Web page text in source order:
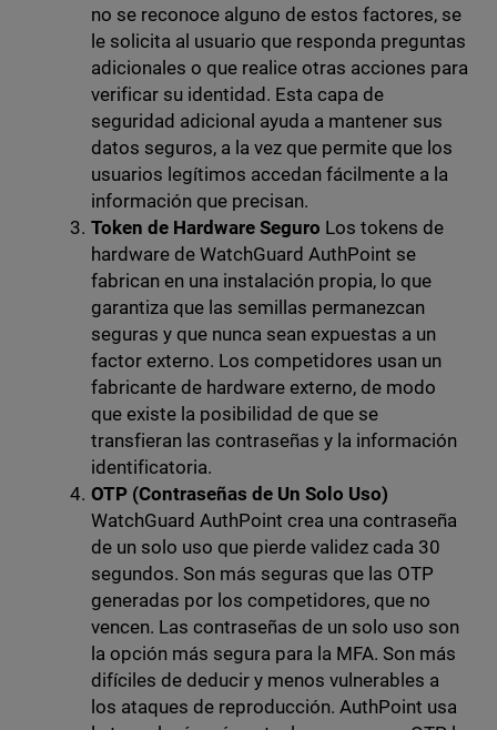
no se reconoce alguno de estos factores, se
le solicita al usuario que responda preguntas
adicionales o que realice otras acciones para
verificar su identidad. Esta capa de
seguridad adicional ayuda a mantener sus
datos seguros, a la vez que permite que los
usuarios legítimos accedan fácilmente a la
información que precisan.
Token de Hardware Seguro Los tokens de
hardware de WatchGuard AuthPoint se
fabrican en una instalación propia, lo que
garantiza que las semillas permanezcan
seguras y que nunca sean expuestas a un
factor externo. Los competidores usan un
fabricante de hardware externo, de modo
que existe la posibilidad de que se
transfieran las contraseñas y la información
identificatoria.
OTP (Contraseñas de Un Solo Uso)
WatchGuard AuthPoint crea una contraseña
de un solo uso que pierde validez cada 30
segundos. Son más seguras que las OTP
generadas por los competidores, que no
vencen. Las contraseñas de un solo uso son
la opción más segura para la MFA. Son más
difíciles de deducir y menos vulnerables a
los ataques de reproducción. AuthPoint usa